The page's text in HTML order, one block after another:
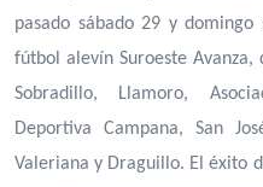
pasado sábado 29 y
fútbol alevín Suroeste Avanza,
Sobradillo, Llamoro,
Deportiva Campana, San
Valeriana y Draguillo. El éxito